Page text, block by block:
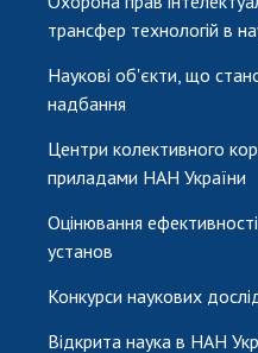
трансфер технологій в
Наукові об'єкти, що
надбання
Центри колективного
приладами НАН України
Оцінювання
установ
Конкурси наукових
Відкрита наука в НАН